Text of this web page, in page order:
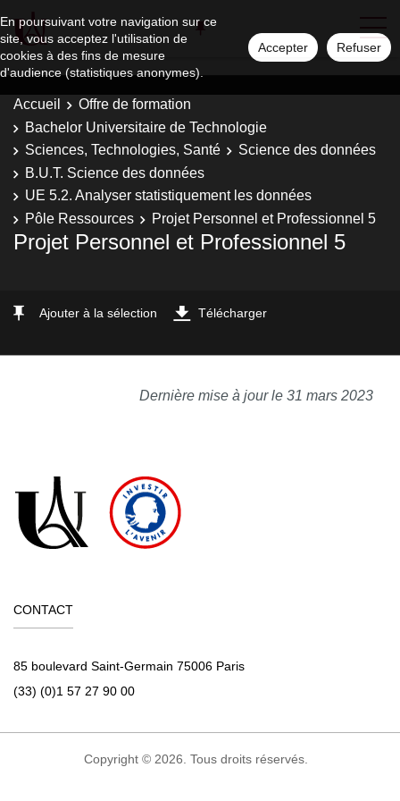
En poursuivant votre navigation sur ce
site, vous acceptez l'utilisation de
cookies à des fins de mesure
d'audience (statistiques anonymes).
Accepter Refuser
Accueil
Offre de formation
Bachelor Universitaire de Technologie
Sciences, Technologies, Santé
Science des données
B.U.T. Science des données
UE 5.2. Analyser statistiquement les données
Pôle Ressources
Projet Personnel et Professionnel 5
Projet Personnel et Professionnel 5
Ajouter à la sélection Télécharger
Dernière mise à jour le 31 mars 2023
CONTACT
85 boulevard Saint-Germain 75006 Paris
(33) (0)1 57 27 90 00
Copyright © 2026. Tous droits réservés.